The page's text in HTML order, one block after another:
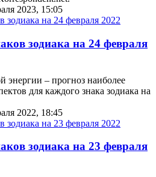
2023, 15:05
зодиака на 24 февраля
энергии – прогноз наиболее
для каждого знака зодиака на
2022, 18:45
зодиака на 23 февраля